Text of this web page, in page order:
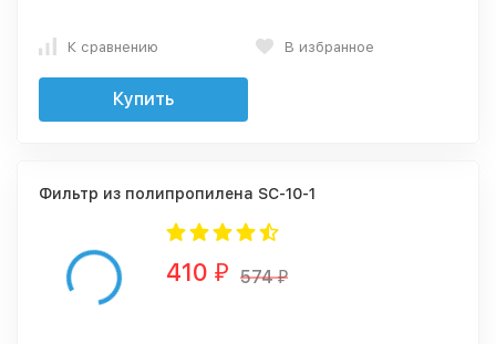
К сравнению В избранное
Купить
Фильтр из полипропилена SC-10-1
410 ₽ 574₽